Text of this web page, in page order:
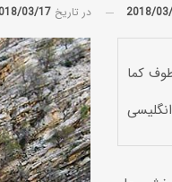
در تاریخ 03/17 2018/
کما